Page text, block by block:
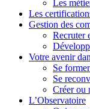
Les
Les
Gestion des
Recruter
Votre avenir
Se
Se
Créer ou
L’Observatoire